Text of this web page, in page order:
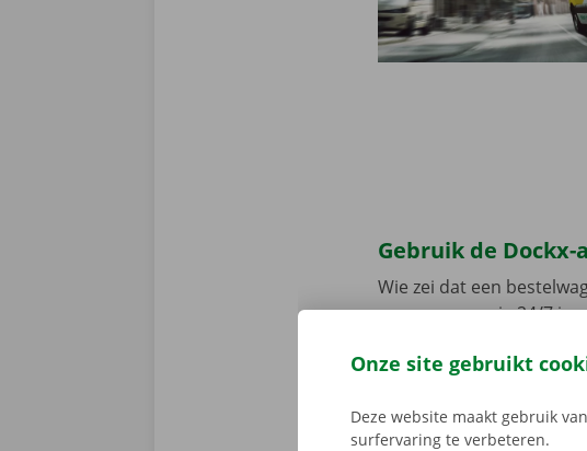
Gebruik de
Wie zei dat een
app reserveer je 24/7
je deze met de digitale
Onze site gebruikt
Deze website maakt gebruik
surfervaring te verbeteren.